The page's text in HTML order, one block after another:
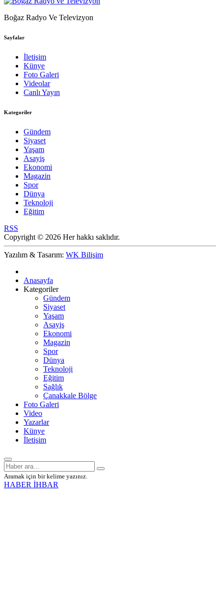
Boğaz Radyo Ve Televizyon
Sayfalar
İletişim
Künye
Foto Galeri
Videolar
Canlı Yayın
Kategoriler
Gündem
Siyaset
Yaşam
Asayiş
Ekonomi
Magazin
Spor
Dünya
Teknoloji
Eğitim
RSS
Copyright © 2026 Her hakkı saklıdır.
Yazılım & Tasarım: WK Bilişim
Anasayfa
Kategoriler
Gündem
Siyaset
Yaşam
Asayiş
Ekonomi
Magazin
Spor
Dünya
Teknoloji
Eğitim
Sağlık
Çanakkale Bölge
Foto Galeri
Video
Yazarlar
Künye
İletişim
Aramak için bir kelime yazınız.
HABER İHBAR